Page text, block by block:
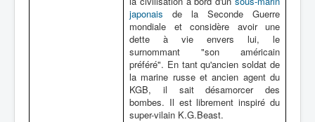
japonais de la Seconde Guerre
mondiale et considère avoir une
dette à vie envers lui, le
surnommant "son américain
préféré". En tant qu'ancien soldat de
la marine russe et ancien agent du
KGB, il sait désamorcer des
bombes. Il est librement inspiré du
super-vilain K.G.Beast.